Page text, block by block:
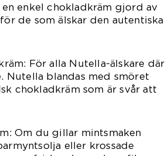
enkel chokladkräm gjord av
de som älskar den autentiska
För alla Nutella-älskare där
Nutella blandas med smöret
chokladkräm som är svår att
Om du gillar mintsmaken
eller krossade